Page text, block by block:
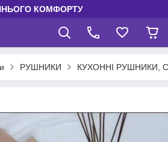
КОМФОРТУ
РУШНИКИ КУХОННІ РУШНИКИ,